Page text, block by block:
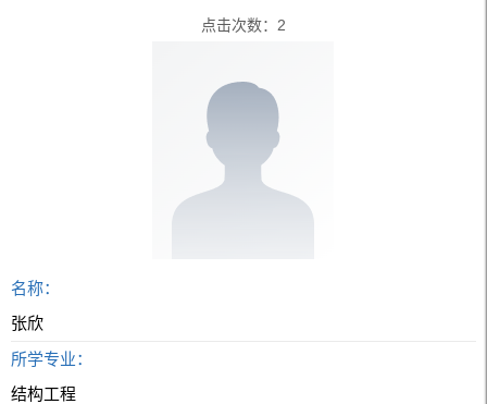
点击次数： 2
名称：
张欣
所学专业：
结构工程